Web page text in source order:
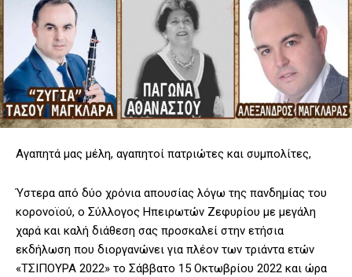
Αγαπητά μας μέλη, αγαπητοί πατριώτες και συμπολίτες,
Ύστερα από δύο χρόνια απουσίας λόγω της πανδημίας του
κορονοϊού, ο Σύλλογος Ηπειρωτών Ζεφυρίου με μεγάλη
χαρά και καλή διάθεση σας προσκαλεί στην ετήσια
εκδήλωση που διοργανώνει για πλέον των τριάντα ετών
«ΤΣΙΠΟΥΡΑ 2022» το Σάββατο 15 Οκτωβρίου 2022 και ώρα